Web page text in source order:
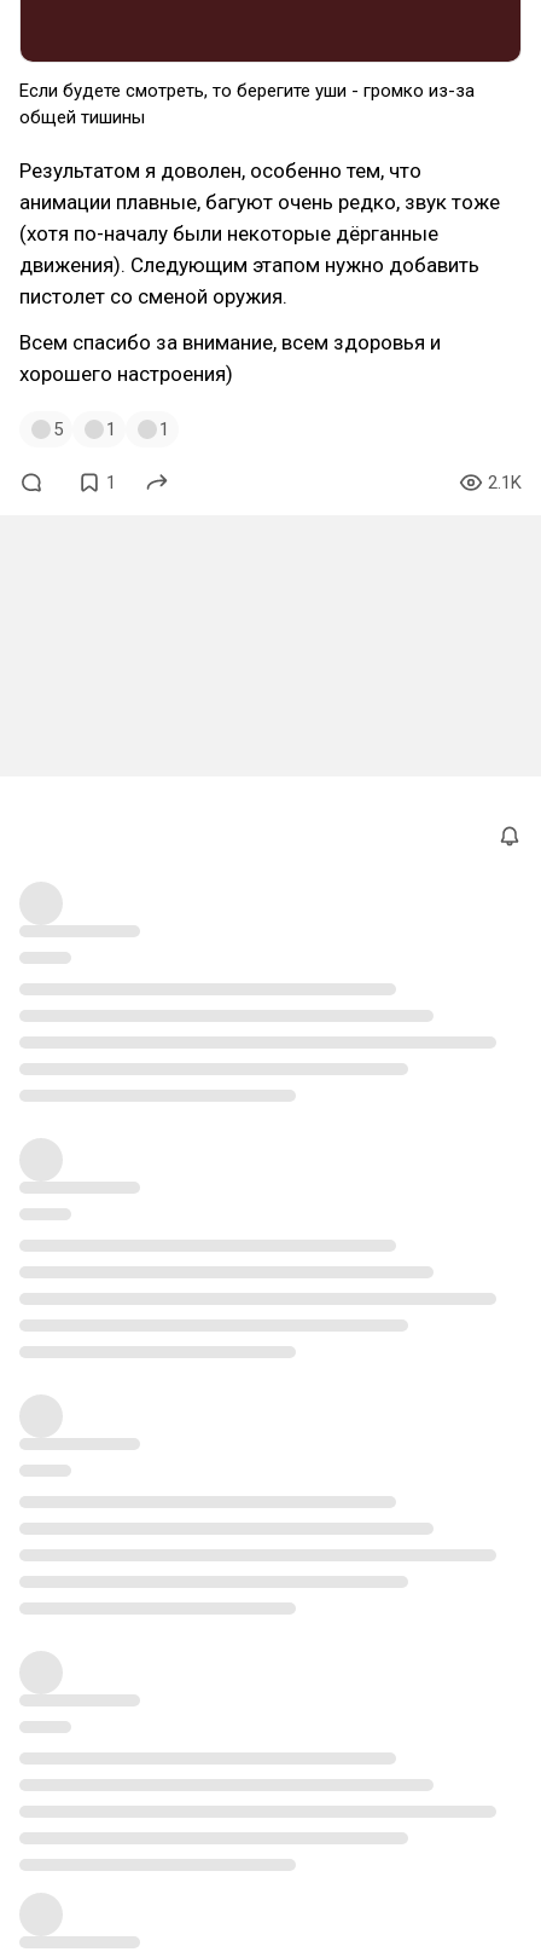
Если будете смотреть, то берегите уши - громко из-за
общей тишины
Результатом я доволен, особенно тем, что
анимации плавные, багуют очень редко, звук тоже
(хотя по-началу были некоторые дёрганные
движения). Следующим этапом нужно добавить
пистолет со сменой оружия.
Всем спасибо за внимание, всем здоровья и
хорошего настроения)
5 1 1
1 2.1K